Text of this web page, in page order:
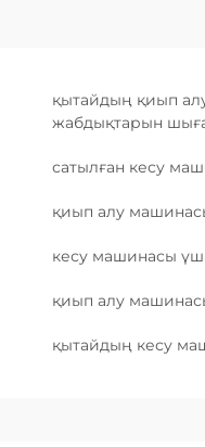
қытайдың қиып
жабдықтарын
сатылған кесу
қиып алу
кесу машинасы
қиып алу
қытайдың кесу